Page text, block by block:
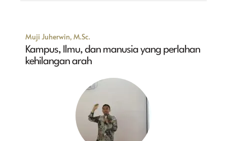
Muji Juherwin, M.Sc.
Kampus, Ilmu, dan manusia yang perlahan
kehilangan arah